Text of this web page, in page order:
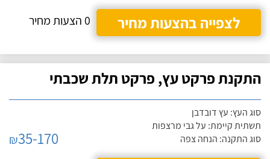
לצפייה בהצעות מחיר
0 הצעות מחיר
התקנת פרקט עץ, פרקט תלת שכבתי
סוג העץ: עץ דובדבן
תשתית קיימת: על גבי מרצפות
סוג התקנה: הנחה צפה
₪35-170